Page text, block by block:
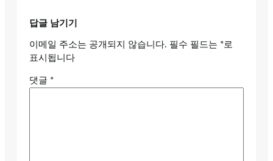
답글 남기기
이메일 주소는 공개되지 않습니다. 필수 필드는 *로
표시됩니다
댓글 *